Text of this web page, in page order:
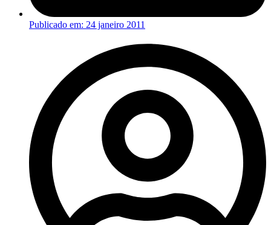
Publicado em: 24 janeiro 2011